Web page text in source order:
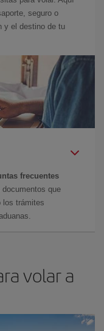
seguro o
y el destino de tu
frecuentes
que
los trámites
volar a